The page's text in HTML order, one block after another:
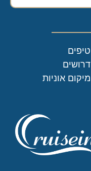
טיפים
דרושים
מיקום אוניות